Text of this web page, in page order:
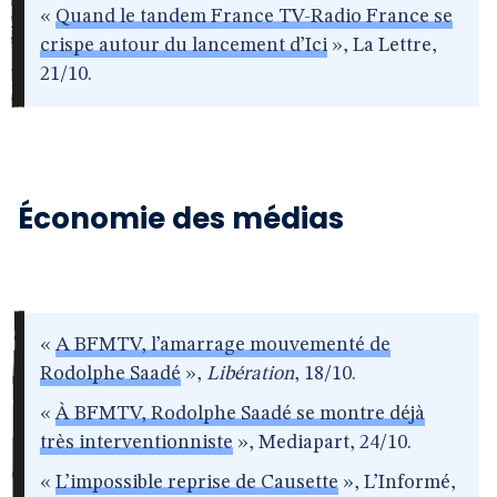
« Quand le tandem France TV-Radio France se
crispe autour du lancement d’Ici », La Lettre,
21/10.
Économie des médias
« A BFMTV, l’amarrage mouvementé de
Rodolphe Saadé », Libération, 18/10.
«À BFMTV, Rodolphe Saadé se montre déjà
très interventionniste », Mediapart, 24/10.
« L’impossible reprise de Causette », L’Informé,